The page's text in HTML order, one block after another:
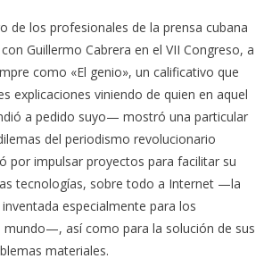
de los profesionales de la prensa cubana
Guillermo Cabrera en el VII Congreso, a
como «El genio», un calificativo que
explicaciones viniendo de quien en aquel
a pedido suyo— mostró una particular
del periodismo revolucionario
por impulsar proyectos para facilitar su
tecnologías, sobre todo a Internet —la
especialmente para los
mundo—, así como para la solución de sus
materiales.